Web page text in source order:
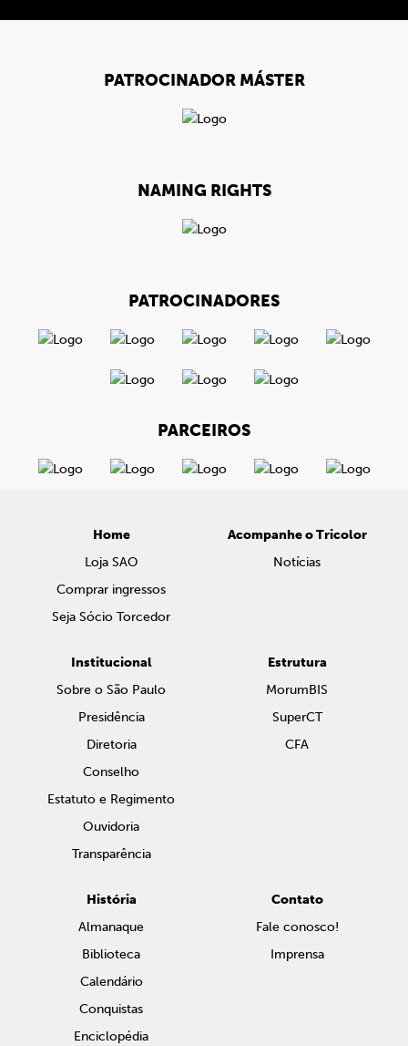
PATROCINADOR MÁSTER
NAMING RIGHTS
PATROCINADORES
PARCEIROS
Home
Loja SAO
Comprar ingressos
Seja Sócio Torcedor
Acompanhe o Tricolor
Notícias
Institucional
Sobre o São Paulo
Presidência
Diretoria
Conselho
Estatuto e Regimento
Ouvidoria
Transparência
Estrutura
MorumBIS
SuperCT
CFA
História
Almanaque
Biblioteca
Calendário
Conquistas
Enciclopédia
Contato
Fale conosco!
Imprensa